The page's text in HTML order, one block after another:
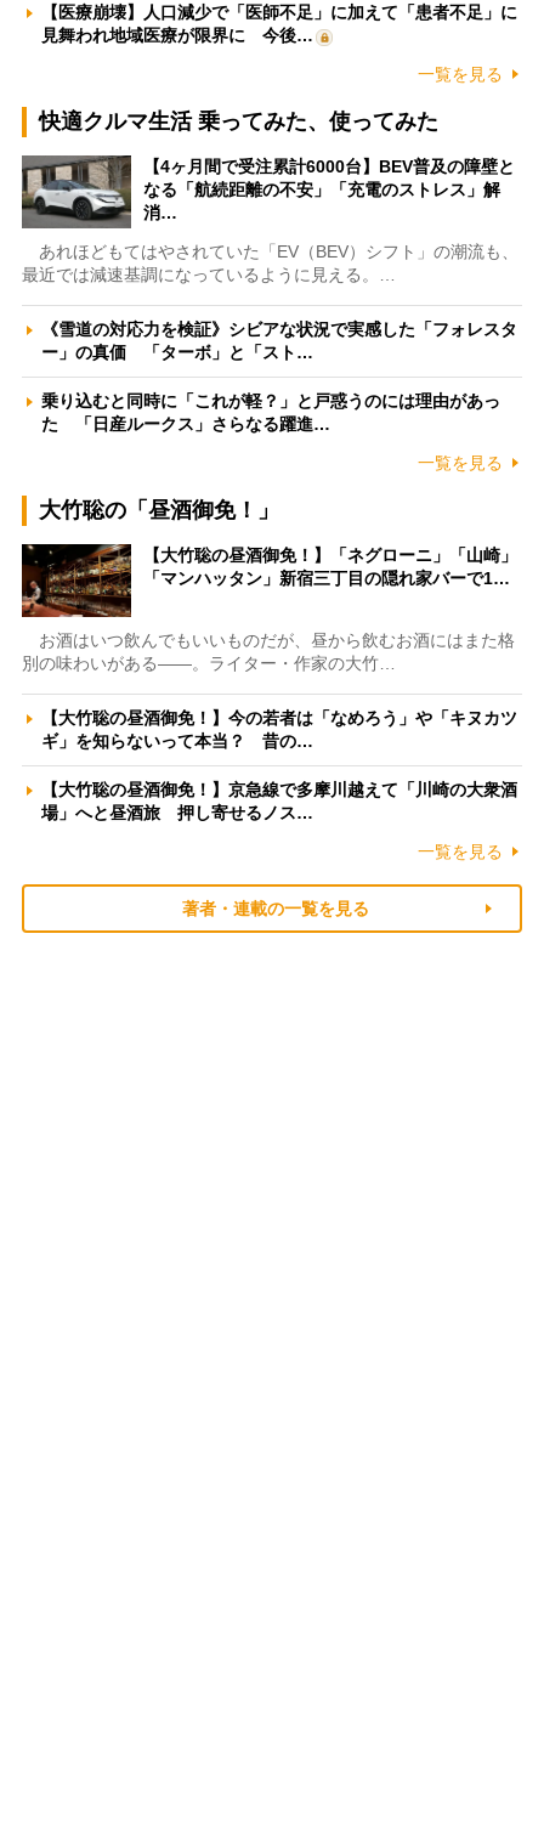
【医療崩壊】人口減少で「医師不足」に加えて「患者不足」に
見舞われ地域医療が限界に 今後…
一覧を見る
快適クルマ生活 乗ってみた、使ってみた
【4ヶ月間で受注累計6000台】BEV普及の障壁と
なる「航続距離の不安」「充電のストレス」解
消…
あれほどもてはやされていた「EV（BEV）シフト」の潮流も、
最近では減速基調になっているように見える。…
《雪道の対応力を検証》シビアな状況で実感した「フォレスタ
ー」の真価 「ターボ」と「スト…
乗り込むと同時に「これが軽？」と戸惑うのには理由があっ
た 「日産ルークス」さらなる躍進…
一覧を見る
大竹聡の「昼酒御免！」
【大竹聡の昼酒御免！】「ネグローニ」「山崎」
「マンハッタン」新宿三丁目の隠れ家バーで1…
お酒はいつ飲んでもいいものだが、昼から飲むお酒にはまた格
別の味わいがある――。ライター・作家の大竹…
【大竹聡の昼酒御免！】今の若者は「なめろう」や「キヌカツ
ギ」を知らないって本当？ 昔の…
【大竹聡の昼酒御免！】京急線で多摩川越えて「川崎の大衆酒
場」へと昼酒旅 押し寄せるノス…
一覧を見る
著者・連載の一覧を見る